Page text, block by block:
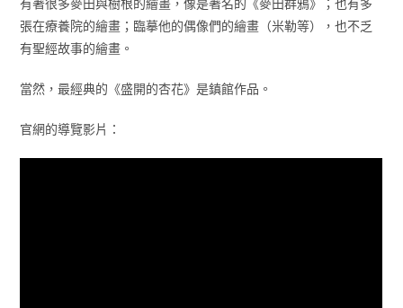
張在療養院的繪畫；臨摹他的偶像們的繪畫（米勒等），也不乏
有聖經故事的繪畫。
當然，最經典的《盛開的杏花》是鎮館作品。
官網的導覽影片：